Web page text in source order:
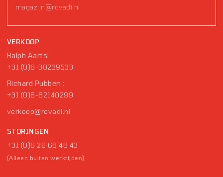
magazijn@rovadi.nl
VERKOOP
Ralph Aarts:
+31 (0)6-30239533
Richard Pubben :
+31 (0)6-82140299
verkoop@rovadi.nl
STORINGEN
+31 (0)6 26 68 48 43
(Alleen buiten werktijden)